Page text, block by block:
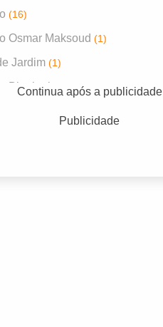
(16)
Osmar Maksoud (1)
Jardim (1)
Biagioni(2)
Continua após a publicidade
Publicidade